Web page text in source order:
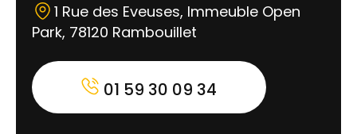
1 Rue des Eveuses, Immeuble Open
Park, 78120 Rambouillet
01 59 30 09 34